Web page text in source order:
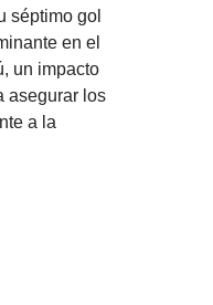
séptimo gol
en el
un impacto
asegurar los
a la